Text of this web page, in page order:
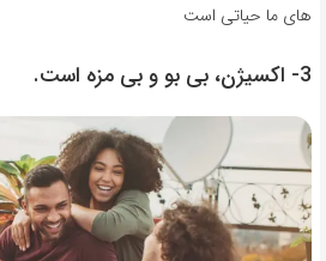
های ما حیاتی است
3- اکسیژن، بی بو و بی مزه است.